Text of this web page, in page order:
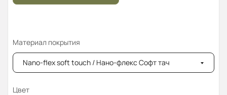
Материал покрытия
Nano-flex soft touch / Нано-флекс Софт тач
Цвет